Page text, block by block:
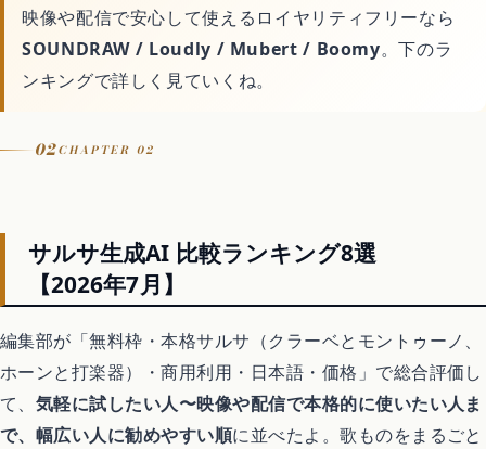
庭・外構
コスメ・美容
映像や配信で安心して使えるロイヤリティフリーなら
SOUNDRAW / Loudly / Mubert / Boomy。下のラ
ンキングで詳しく見ていくね。
02CHAPTER 02
サルサ生成AI 比較ランキング8選
【2026年7月】
編集部が「無料枠・本格サルサ（クラーベとモントゥーノ、
ホーンと打楽器）・商用利用・日本語・価格」で総合評価し
て、 気軽に試したい人〜映像や配信で本格的に使いたい人ま
で、幅広い人に勧めやすい順に並べたよ。歌ものをまるごと